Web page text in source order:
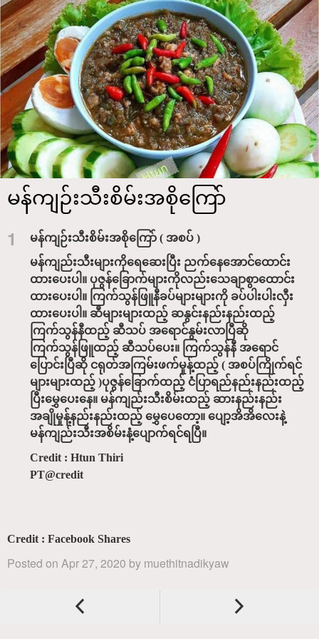
မန်ကျဉ်းသီးစိမ်းအစိုကြော်
1
မန်ကျဉ်းသီးစိမ်းအစိုကြော် ( အစပ် )
မန်ကျည်းသီးများကိုရေဆေးပြီး ညက်နေအောင်ထောင်း
ထားပေးပါ။ ပုဇွန်ခြောက်များကိုလည်းသေချာစွာထောင်း
ထားပေးပါ။ ကြက်သွန်ဖြူနီခပ်များများကို ခပ်ပါးပါးလှီး
ထားပေးပါ။ ဆီများများထည့် ဆနွင်းနည်းနည်းထည့်
ကြက်သွန်နီထည့် ဆီသပ် အရောင်နွမ်းလာပြီဆို
ကြက်သွန်ဖြူထည့် ဆီသပ်ပေး။ ကြက်သွန်နီ အရောင်
ပြောင်းပြီဆို ငရုတ်အကြမ်းဖက်မှုန့်ထည့် ( အစပ်ကြိုက်ရင်
များများထည့် )ပုဇွန်ခြောက်ထည့် ငံပြာရည်နည်းနည်းထည့်
ပြီးမွှေပေးနေ။ မန်ကျည်းသီးစိမ်းထည့် ဆားနည်းနည်း
အချိုမှုန့်နည်းနည်းထည့် မွှေပေတော့။ ပျော့အိအိလေးနဲ့
မန်ကျည်းသီးအစိမ်းနံ့ပျောက်ရင်ရပြီ။
Credit : Htun Thiri
PT@credit
Credit : Facebook Shares
Posted on Apr 27, 2020 by muethitnadikyaw